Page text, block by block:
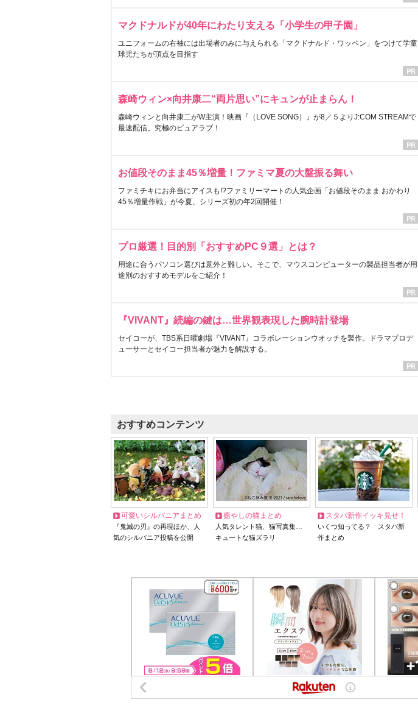
マクドナルドが40年にわたり支える「小学生の甲子園」
ユニフォームの右袖には出場者のみに与えられる「マクドナルド・ワッペン」をつけて学童
球児たちが頂点を目指す
森崎ウィン×向井康二“両片思い”にキュンが止まらん！
森崎ウィンと向井康二がW主演！映画『（LOVE SONG）』が8／５よりJ:COM STREAMで
最速配信。究極のピュアラブ！
お値段そのまま45％増量！ファミマ夏の大盤振る舞い
ファミチキにお弁当にアイスも!?ファミリーマートの人気企画「お値段そのまま おかわり
45％増量作戦」が今夏、シリーズ初の年2回開催！
プロ厳選！目的別「おすすめPC９選」とは？
用途に合うパソコン選びは意外と難しい。そこで、マウスコンピューターの製品担当者が用
途別のおすすめモデルをご紹介！
『VIVANT』続編の鍵は…世界観表現した腕時計登場
セイコーが、TBS系日曜劇場『VIVANT』コラボレーションウオッチを製作。ドラマプロデ
ューサーとセイコー担当者が魅力を解説する。
おすすめコンテンツ
可愛いシルバニアまとめ
『鬼滅の刃』の再現ほか、人
気のシルバニア投稿を公開
癒やしの猫まとめ
人気タレント猫、猫写真集…
キュートな猫ズラリ
スタバ新作イッキ見せ！
いくつ知ってる？ スタバ新
作まとめ